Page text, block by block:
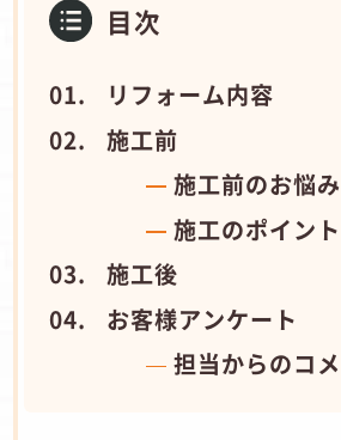
目次
リフォーム内容
施工前
施工前のお悩
施工のポイン
施工後
お客様アンケート
担当からのコ